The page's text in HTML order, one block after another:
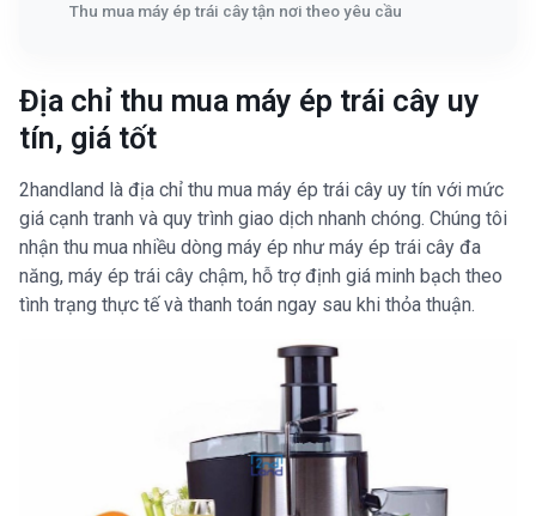
Thu mua máy ép trái cây tận nơi theo yêu cầu
Địa chỉ thu mua máy ép trái cây uy
tín, giá tốt
2handland là địa chỉ thu mua máy ép trái cây uy tín với mức
giá cạnh tranh và quy trình giao dịch nhanh chóng. Chúng tôi
nhận thu mua nhiều dòng máy ép như máy ép trái cây đa
năng, máy ép trái cây chậm, hỗ trợ định giá minh bạch theo
tình trạng thực tế và thanh toán ngay sau khi thỏa thuận.